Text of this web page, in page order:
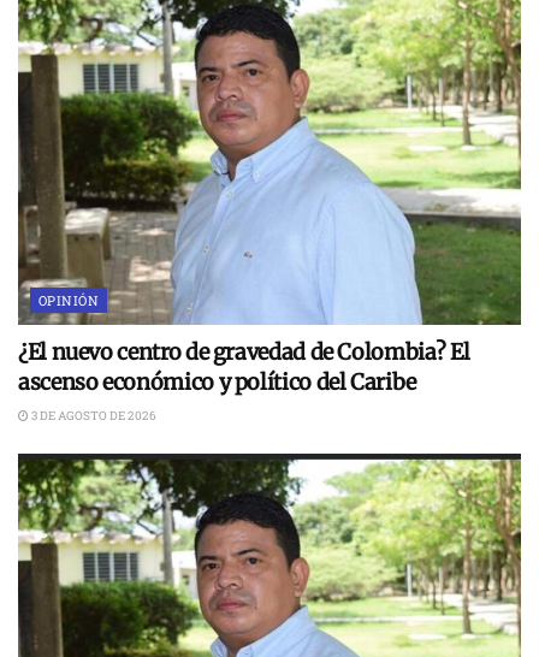
OPINIÓN
¿El nuevo centro de gravedad de Colombia? El
ascenso económico y político del Caribe
3 DE AGOSTO DE 2026